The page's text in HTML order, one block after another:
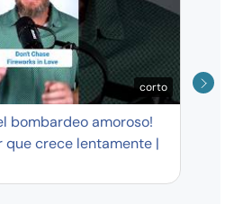
corto
bombardeo amoroso!
que crece lentamente |